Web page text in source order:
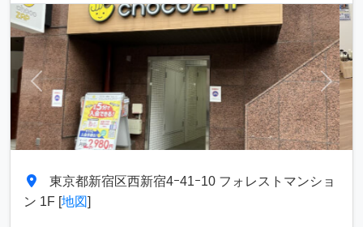
前へ 次へ
東京都新宿区西新宿4ｰ41ｰ10 フォレストマンショ
ン 1F [地図]